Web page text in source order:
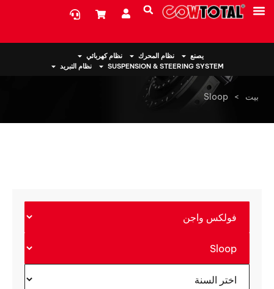
يصنع نظام المحرك
نظام كهربائي
SUSPENSION & STEERING SYSTEM
نظام التبريد
بيت >
Sloop